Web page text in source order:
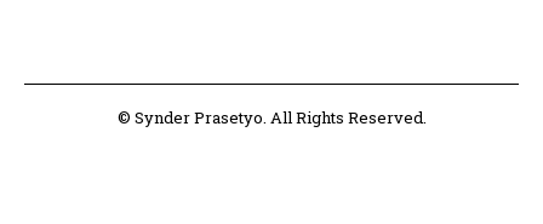
© Synder Prasetyo. All Rights Reserved.